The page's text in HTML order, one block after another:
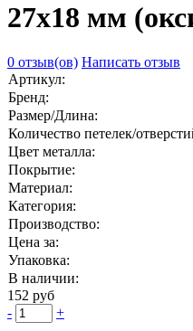
27х18 мм
0 отзыв(ов) Написать отзыв
Артикул:
Бренд:
Размер/Длина:
Количество петелек/
Цвет металла:
Покрытие:
Материал:
Категория:
Производство:
Цена за:
Упаковка:
В наличии:
152 руб
-
+